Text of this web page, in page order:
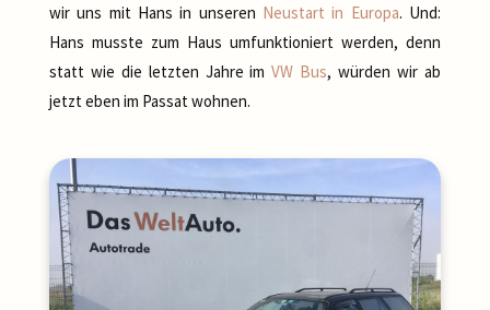
wir uns mit Hans in unseren Neustart in Europa. Und:
Hans musste zum Haus umfunktioniert werden, denn
statt wie die letzten Jahre imVW Bus, würden wir ab
jetzt eben im Passat wohnen.